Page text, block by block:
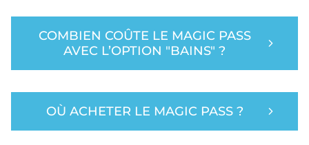
COMBIEN COÛTE LE MAGIC PASS
AVEC L’OPTION "BAINS" ?
OÙ ACHETER LE MAGIC PASS ?